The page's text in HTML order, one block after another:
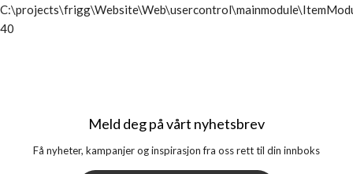
40
Meld deg på vårt nyhetsbrev
Få nyheter, kampanjer og inspirasjon fra oss rett til din innboks